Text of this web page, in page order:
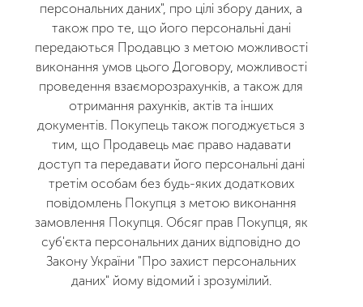
персональних даних", про цілі збору даних, а
також про те, що його персональні дані
передаються Продавцю з метою можливості
виконання умов цього Договору, можливості
проведення взаєморозрахунків, а також для
отримання рахунків, актів та інших
документів. Покупець також погоджується з
тим, що Продавець має право надавати
доступ та передавати його персональні дані
третім особам без будь-яких додаткових
повідомлень Покупця з метою виконання
замовлення Покупця. Обсяг прав Покупця, як
суб'єкта персональних даних відповідно до
Закону України "Про захист персональних
даних" йому відомий і зрозумілий.